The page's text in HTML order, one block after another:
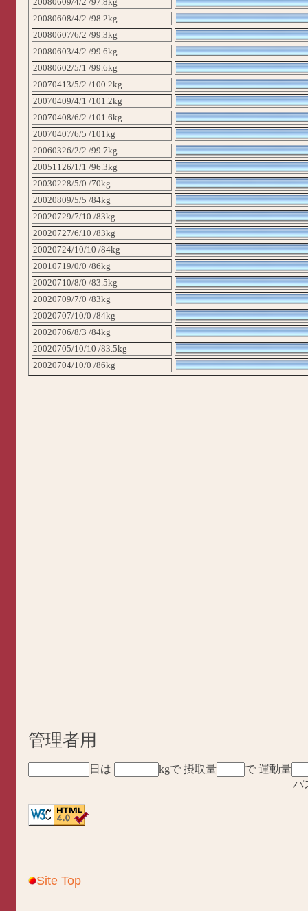
20080608/4/2 /98.2kg
20080607/6/2 /99.3kg
20080603/4/2 /99.6kg
20080602/5/1 /99.6kg
20070413/5/2 /100.2kg
20070409/4/1 /101.2kg
20070408/6/2 /101.6kg
20070407/6/5 /101kg
20060326/2/2 /99.7kg
20051126/1/1 /96.3kg
20030228/5/0 /70kg
20020809/5/5 /84kg
20020729/7/10 /83kg
20020727/6/10 /83kg
20020724/10/10 /84kg
20010719/0/0 /86kg
20020710/8/0 /83.5kg
20020709/7/0 /83kg
20020707/10/0 /84kg
20020706/8/3 /84kg
20020705/10/10 /83.5kg
20020704/10/0 /86kg
管理者用
日は kgで 摂取量
で 運動量
パ
Site Top